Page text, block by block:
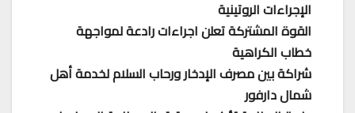
الإجراءات الروتينية
القوة المشتركة تعلن اجراءات رادعة لمواجهة
خطاب الكراهية
شراكة بين مصرف الإدخار ورحاب السلام لخدمة أهل
شمال دارفور